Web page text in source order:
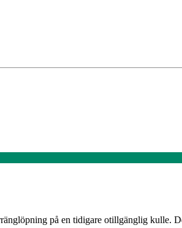
på en tidigare otillgänglig kulle.